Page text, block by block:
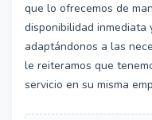
que lo ofrecemos de
disponibilidad
adaptándonos a las
le reiteramos que
servicio en su misma